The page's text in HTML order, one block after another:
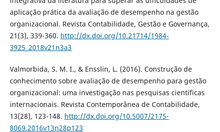
aplicação prática da avaliação de desempenho na gestão
organizacional. Revista Contabilidade, Gestão e Governança,
21(3), 339-360. http://dx.doi.org/10.21714/1984-
3925_2018v21n3a3
Valmorbida, S. M. I., & Ensslin, L. (2016). Construção de
conhecimento sobre avaliação de desempenho para gestão
organizacional: uma investigação nas pesquisas científicas
internacionais. Revista Contemporânea de Contabilidade,
13(28), 123-148. http://dx.doi.org/10.5007/2175-
8069.2016v13n28p123